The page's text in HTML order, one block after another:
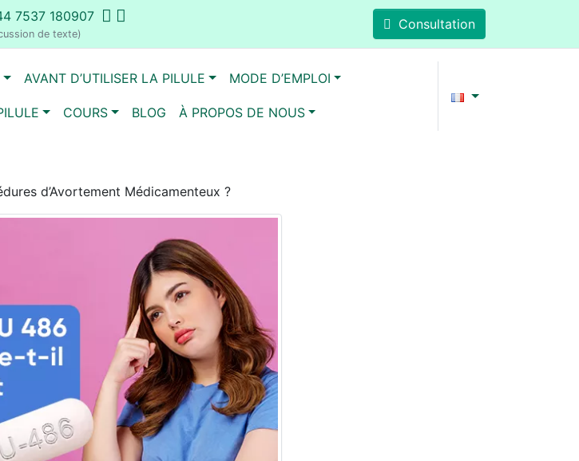
7537 180907
de texte)
Consultation
AVANT D’UTILISER LA PILULE MODE D’EMPLOI
COURS BLOG À PROPOS DE NOUS
d’Avortement Médicamenteux ?